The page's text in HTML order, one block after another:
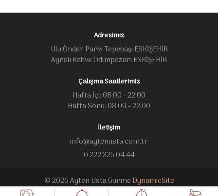
Adresimiz
Ulu Önder Parkı Tepebaşı ESKİŞEHİR
Aynalı Kahve Odunpazarı ESKİŞEHİR
Çalışma Saatlerimiz
Hafta İçi: 08:00 - 22:00
Hafta Sonu: 08:00 - 22:00
İletişim
info@aytenusta.com.tr
0 222 325 04 44
© 2026 Ayten Usta Gurme DynamicSite